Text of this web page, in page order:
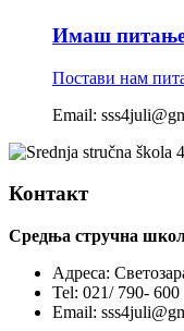
Имаш
Постави нам
Email:
Контакт
Средња стручна
Адреса:
Tel: 021/ 790- 600
Email: